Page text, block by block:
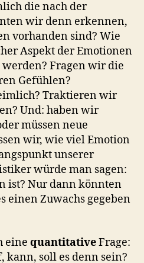
die nach der
wir denn erkennen,
vorhanden sind? Wie
Aspekt der Emotionen
Fragen wir die
Gefühlen?
Traktieren wir
Und: haben wir
müssen neue
wir, wie viel Emotion
unserer
würde man sagen:
ist? Nur dann könnten
einen Zuwachs gegeben
eine quantitativeFrage:
kann, soll es denn sein?